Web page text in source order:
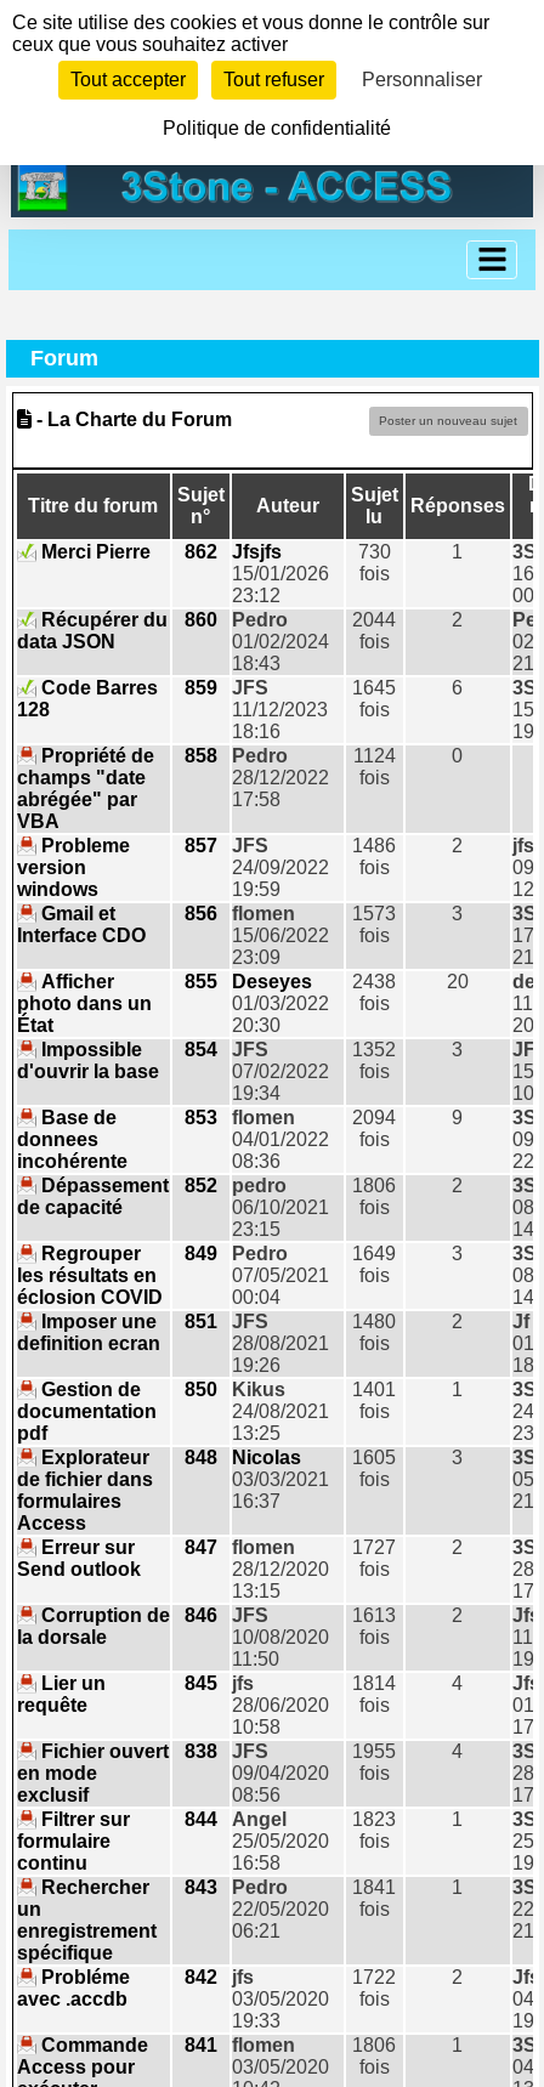
Forum
- La Charte du Forum Poster un nouveau sujet
Titre du forum
Sujet
n°
Auteur
Sujet
lu
Réponses
Merci Pierre 862
Jfsjfs
15/01/2026
23:12
730
fois
1
16/
Récupérer du
data JSON
860
Pedro
01/02/2024
18:43
2044
fois
2
02/
Code Barres
128
859
JFS
11/12/2023
18:16
1645
fois
6
15/
Propriété de
champs "date
abrégée" par
VBA
858
Pedro
28/12/2022
17:58
1124
fois
0
Probleme
version
windows
857
JFS
24/09/2022
19:59
1486
fois
2
09/
Gmail et
Interface CDO
856
flomen
15/06/2022
23:09
1573
fois
3
17/
Afficher
photo dans un
État
855
Deseyes
01/03/2022
20:30
2438
fois
20
11/
Impossible
d'ouvrir la base
854
JFS
07/02/2022
19:34
1352
fois
3
15/
Base de
donnees
incohérente
853
flomen
04/01/2022
08:36
2094
fois
9
09/
Dépassement
de capacité
852
pedro
06/10/2021
23:15
1806
fois
2
08/
Regrouper
les résultats en
éclosion COVID
849
Pedro
07/05/2021
00:04
1649
fois
3
08/
Imposer une
definition ecran
851
JFS
28/08/2021
19:26
1480
fois
2
Jf
01/
Gestion de
documentation
pdf
850
Kikus
24/08/2021
13:25
1401
fois
1
24/
Explorateur
de fichier dans
formulaires
Access
848
Nicolas
03/03/2021
16:37
1605
fois
3
05/
Erreur sur
Send outlook
847
flomen
28/12/2020
13:15
1727
fois
2
28/
Corruption de
la dorsale
846
JFS
10/08/2020
11:50
1613
fois
2
Jfs
11/
Lier un
requête
845
jfs
28/06/2020
10:58
1814
fois
4
Jfs
01/
Fichier ouvert
en mode
exclusif
838
JFS
09/04/2020
08:56
1955
fois
4
28/
Filtrer sur
formulaire
continu
844
Angel
25/05/2020
16:58
1823
fois
1
25/
Rechercher
un
enregistrement
spécifique
843
Pedro
22/05/2020
06:21
1841
fois
1
22/
Probléme
avec .accdb
842
jfs
03/05/2020
19:33
1722
fois
2
Jfs
04/
Commande
Access pour
841
flomen
03/05/2020
1806
fois
1
04/
Panneau de gestion des cookies
Ce site utilise des cookies et vous donne le contrôle sur
ceux que vous souhaitez activer
Tout accepter
Tout refuser Personnaliser
Politique de confidentialité